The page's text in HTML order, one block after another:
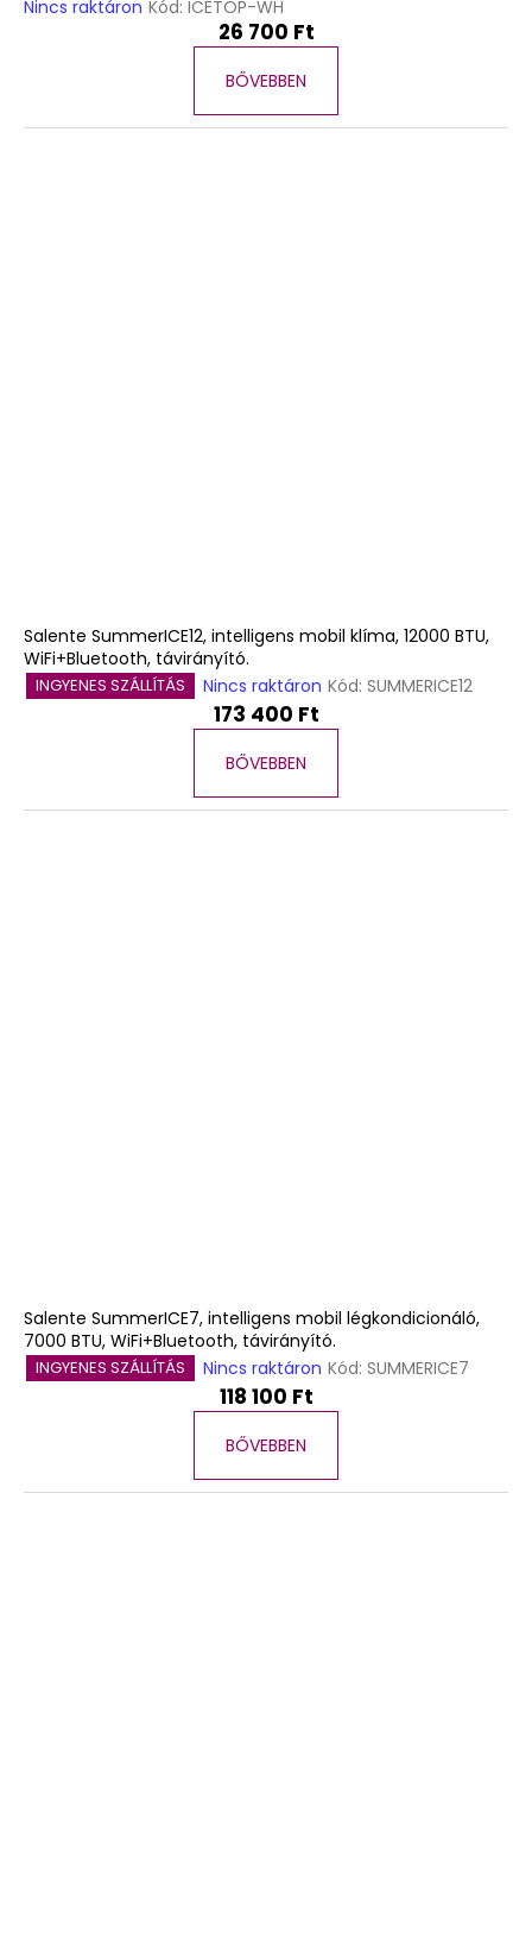
Nincs raktáron Kód: ICETOP-WH
26 700 Ft
BŐVEBBEN
Salente SummerICE12, intelligens mobil klíma, 12000 BTU,
WiFi+Bluetooth, távirányító.
INGYENES SZÁLLÍTÁS Nincs raktáron Kód: SUMMERICE12
173 400 Ft
BŐVEBBEN
Salente SummerICE7, intelligens mobil légkondicionáló,
7000 BTU, WiFi+Bluetooth, távirányító.
INGYENES SZÁLLÍTÁS Nincs raktáron Kód: SUMMERICE7
118 100 Ft
BŐVEBBEN